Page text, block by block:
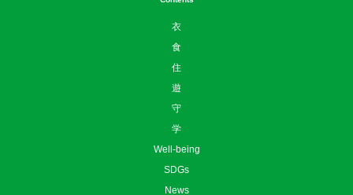
衣
食
住
遊
守
学
Well-being
SDGs
News